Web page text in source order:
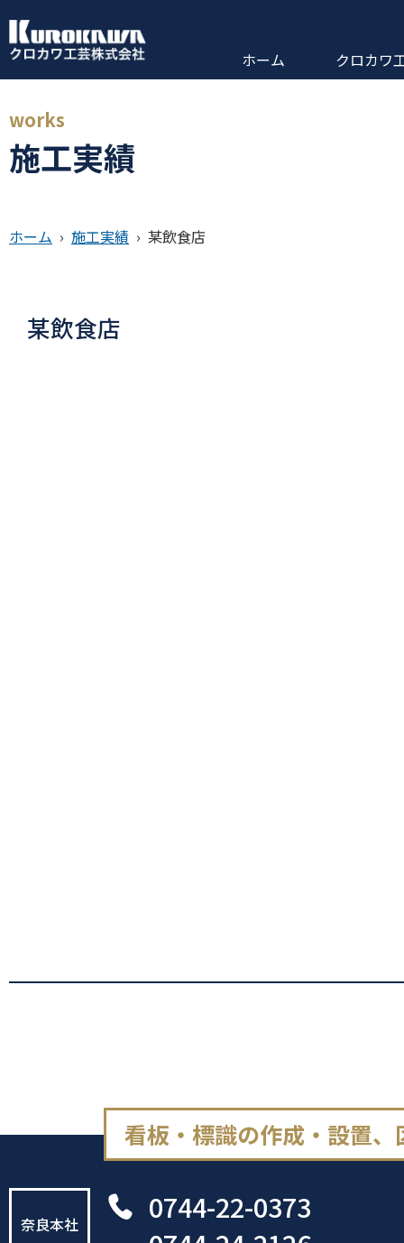
ホーム クロカワ
works
施工実績
ホーム › 施工実績 › 某飲食店
某飲食店
看板・標識の作成・設置
奈良本社
0744-22-0373